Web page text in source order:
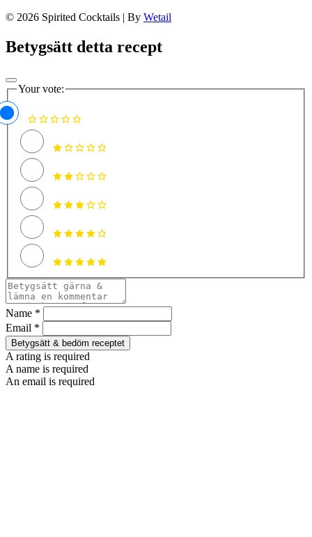
© 2026 Spirited Cocktails | By Wetail
Betygsätt detta recept
Your vote:
Name *
Email *
Betygsätt & bedöm receptet
A rating is required
A name is required
An email is required